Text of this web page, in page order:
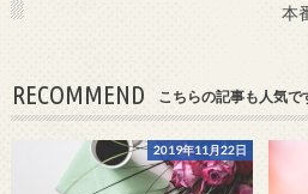
本
RECOMMEND こちらの記事も人気で
2019年11月22日